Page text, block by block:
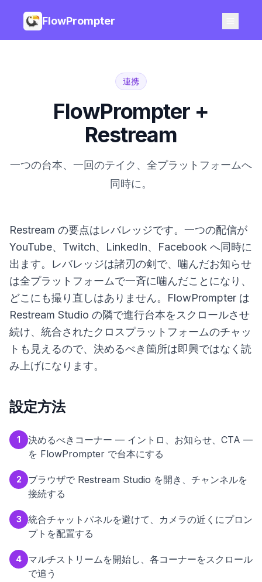
FlowPrompter
連携
FlowPrompter +
Restream
一つの台本、一回のテイク、全プラットフォームへ
同時に。
Restream の要点はレバレッジです。一つの配信が
YouTube、Twitch、LinkedIn、Facebook へ同時に
出ます。レバレッジは諸刃の剣で、噛んだお知らせ
は全プラットフォームで一斉に噛んだことになり、
どこにも撮り直しはありません。FlowPrompter は
Restream Studio の隣で進行台本をスクロールさせ
続け、統合されたクロスプラットフォームのチャッ
トも見えるので、決めるべき箇所は即興ではなく読
み上げになります。
設定方法
1
決めるべきコーナー — イントロ、お知らせ、CTA —
を FlowPrompter で台本にする
2
ブラウザで Restream Studio を開き、チャンネルを
接続する
3
統合チャットパネルを避けて、カメラの近くにプロン
プトを配置する
4
マルチストリームを開始し、各コーナーをスクロール
で追う